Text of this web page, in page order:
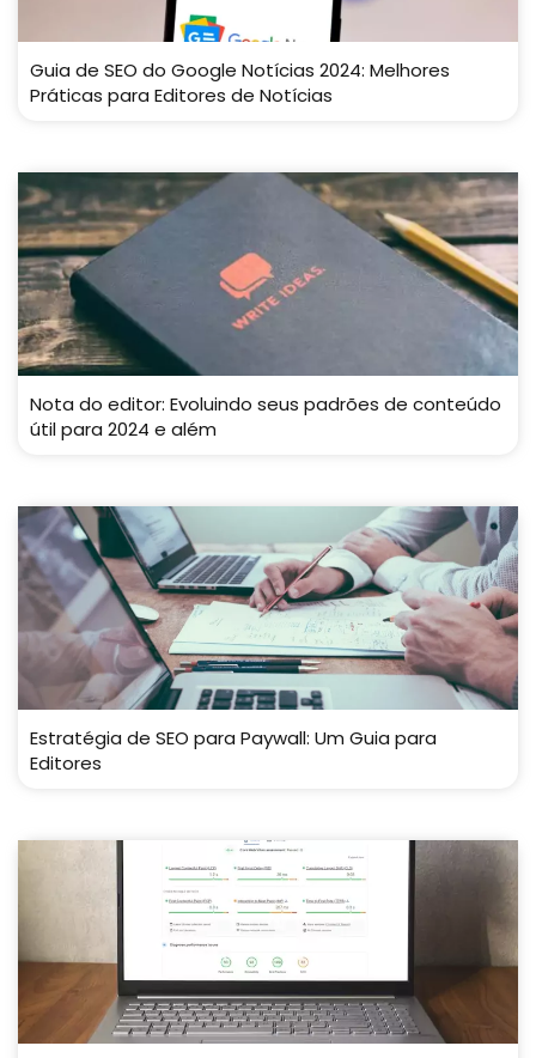
Guia de SEO do Google Notícias 2024: Melhores
Práticas para Editores de Notícias
Nota do editor: Evoluindo seus padrões de conteúdo
útil para 2024 e além
Estratégia de SEO para Paywall: Um Guia para
Editores